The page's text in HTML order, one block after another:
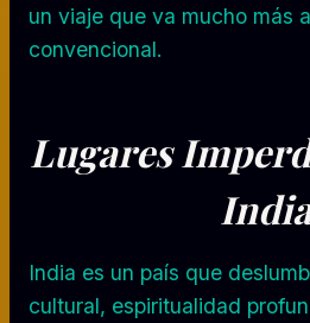
un viaje que va mucho más
convencional.
Lugares
India es un país que
cultural, espiritualidad